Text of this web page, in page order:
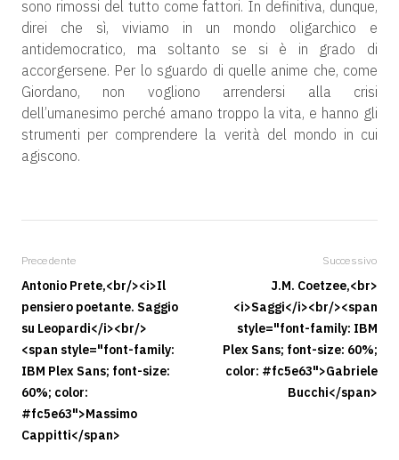
sono rimossi del tutto come fattori. In definitiva, dunque,
direi che sì, viviamo in un mondo oligarchico e
antidemocratico, ma soltanto se si è in grado di
accorgersene. Per lo sguardo di quelle anime che, come
Giordano, non vogliono arrendersi alla crisi
dell’umanesimo perché amano troppo la vita, e hanno gli
strumenti per comprendere la verità del mondo in cui
agiscono.
Precedente
Antonio Prete,<br/><i>Il
pensiero poetante. Saggio
su Leopardi</i><br/>
<span style="font-family:
IBM Plex Sans; font-size:
60%; color:
#fc5e63">Massimo
Cappitti</span>
Successivo
J.M. Coetzee,<br>
<i>Saggi</i><br/><span
style="font-family: IBM
Plex Sans; font-size: 60%;
color: #fc5e63">Gabriele
Bucchi</span>